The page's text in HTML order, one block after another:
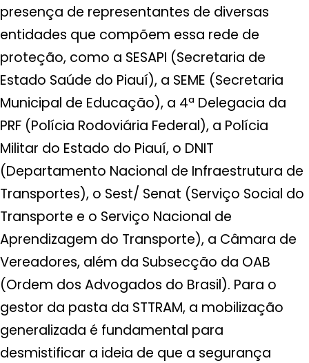
presença de representantes de diversas
entidades que compõem essa rede de
proteção, como a SESAPI (Secretaria de
Estado Saúde do Piauí), a SEME (Secretaria
Municipal de Educação), a 4ª Delegacia da
PRF (Polícia Rodoviária Federal), a Polícia
Militar do Estado do Piauí, o DNIT
(Departamento Nacional de Infraestrutura de
Transportes), o Sest/ Senat (Serviço Social do
Transporte e o Serviço Nacional de
Aprendizagem do Transporte), a Câmara de
Vereadores, além da Subsecção da OAB
(Ordem dos Advogados do Brasil). Para o
gestor da pasta da STTRAM, a mobilização
generalizada é fundamental para
desmistificar a ideia de que a segurança